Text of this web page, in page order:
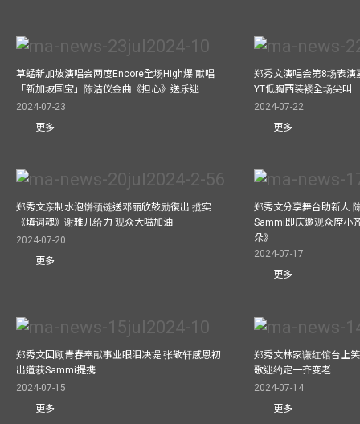
草蜢新加坡演唱会两度Encore全场High爆 献唱
「新加坡国宝」陈洁仪金曲《担心》送乐迷
2024-07-23
更多
郑秀文演唱会第8场表
YT低胸西装褛全场尖叫
2024-07-22
更多
郑秀文亲制水泡饼颈链送邓丽欣鼓励復出 揽实
《填词魂》谢雅儿给力 观众大嗌加油
2024-07-20
更多
郑秀文分享舞台助新人
Sammi即庆邀观众席小
朵》
2024-07-17
更多
郑秀文回顾青春奉献事业眼泪决堤 张敬轩感恩初
出道获Sammi提携
2024-07-15
更多
郑秀文林家谦红馆台上
歌迷约定一齐变老
2024-07-14
更多